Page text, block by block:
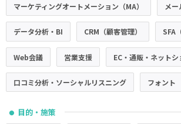
マーケティングオートメーション（MA） メ
データ分析・BI CRM（顧客管理） SFA
Web会議 営業支援 EC・通販・ネットシ
口コミ分析・ソーシャルリスニング フォント
● 目的・施策